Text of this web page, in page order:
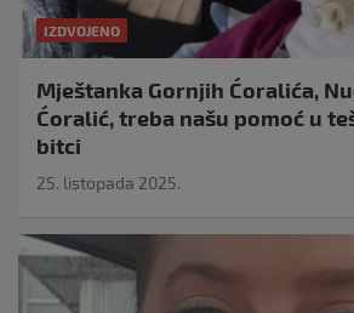
IZDVOJENO
Mještanka Gornjih Ćoralića,
Ćoralić, treba našu pomoć u
bitci
25. listopada 2025.